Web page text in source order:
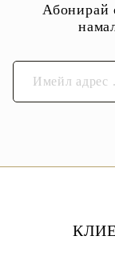
Абонирай